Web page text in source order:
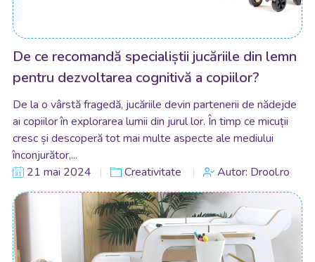
De ce recomandă specialiștii jucăriile din lemn
pentru dezvoltarea cognitivă a copiilor?
De la o vârstă fragedă, jucăriile devin partenerii de nădejde
ai copiilor în explorarea lumii din jurul lor. În timp ce micuții
cresc și descoperă tot mai multe aspecte ale mediului
înconjurător,...
21 mai 2024
Creativitate Autor: Drool.ro